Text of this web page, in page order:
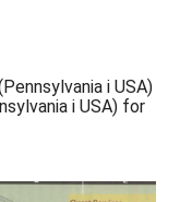
i USA)
i USA) for